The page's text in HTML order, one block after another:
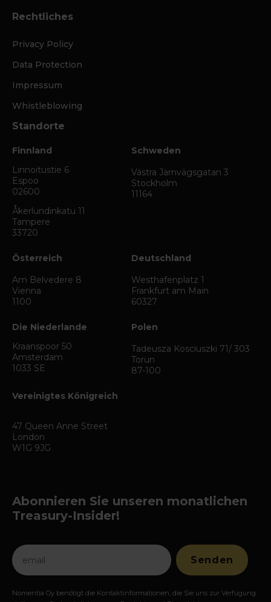
Rechtliches
Privacy Policy
Data Protection
Impressum
Whistleblowing
Standorte
Finnland
Linnoitustie 6
Espoo
02600
Åkerlundinkatu 11
Tampere
33720
Schweden
Västra Järnvägsgatan 3
Stockholm
11164
Österreich
Am Belvedere 8
Vienna
1100
Deutschland
Westhafenplatz 1
Frankfurt am Main
60327
Die Niederlande
Kraanspoor 50
Amsterdam
1033 SE
Polen
Tadeusza Kosciuszki 71/ 303
Torun
87-100
Vereinigtes Königreich
47 Queen Anne Street
London
W1G 9JG
Abonnieren Sie unseren monatlichen
Treasury-Insider!
Nomentia Oy benötigt die Kontaktinformationen, die Sie uns zur Verfügung